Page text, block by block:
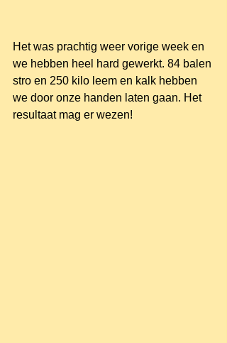
Het was prachtig weer vorige week en
we hebben heel hard gewerkt. 84 balen
stro en 250 kilo leem en kalk hebben
we door onze handen laten gaan. Het
resultaat mag er wezen!